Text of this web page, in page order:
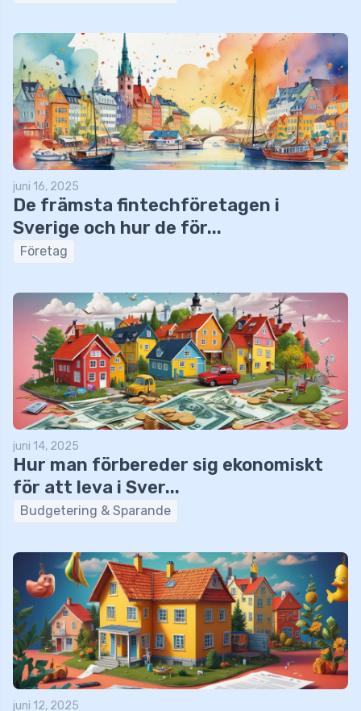
juni 16, 2025
De främsta fintechföretagen i
Sverige och hur de för...
Företag
juni 14, 2025
Hur man förbereder sig ekonomiskt
för att leva i Sver...
Budgetering & Sparande
juni 12, 2025